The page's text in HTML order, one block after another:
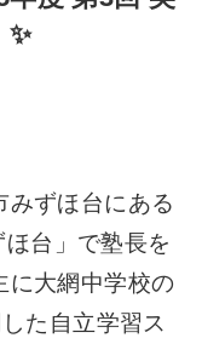
みずほ台にある
台」で塾長を
に大網中学校の
た自立学習ス